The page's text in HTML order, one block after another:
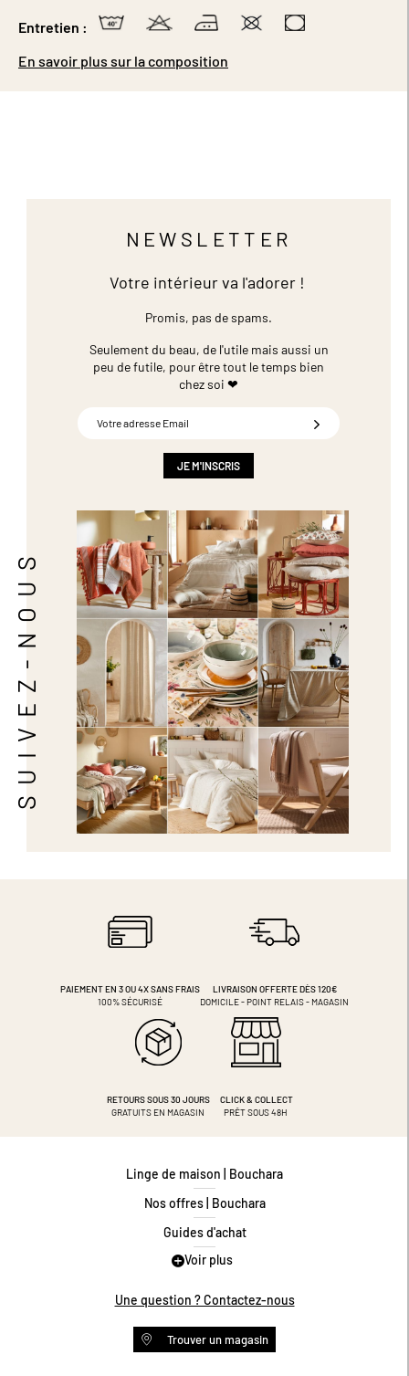
Entretien :
En savoir plus sur la composition
SUIVEZ-NOUS
NEWSLETTER
Votre intérieur va l'adorer !
Promis, pas de spams.
Seulement du beau, de l'utile mais aussi un
peu de futile, pour être tout le temps bien
chez soi ❤
JE M'INSCRIS
PAIEMENT EN 3 OU 4XSANS FRAIS
100% SÉCURISÉ
LIVRAISON OFFERTE DÈS 120€
DOMICILE - POINT RELAIS - MAGASIN
RETOURS SOUS 30 JOURS
GRATUITS EN MAGASIN
CLICK & COLLECT
PRÊT SOUS 48H
Linge de maison | Bouchara
Nos offres | Bouchara
Guides d'achat
Guide des tailles
Programme de fidélité
Voir plus
Une question ? Contactez-nous
Trouver un magasin